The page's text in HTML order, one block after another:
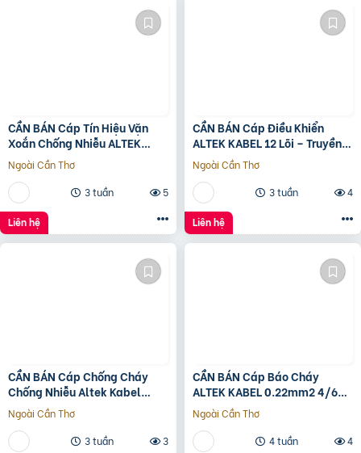
CẦN BÁN Cáp Tín Hiệu Vặn
Xoắn Chống Nhiễu ALTEK
KABEL
Ngoài Cần Thơ
3 tuần
5
Liên hệ
CẦN BÁN Cáp Điều Khiển
ALTEK KABEL 12 Lõi – Truyền
Tín Hiệu Ổn Định
Ngoài Cần Thơ
3 tuần
4
Liên hệ
CẦN BÁN Cáp Chống Cháy
Chống Nhiễu Altek Kabel
AL+GFT+E Chất Lượng Cao
Ngoài Cần Thơ
3 tuần
3
CẦN BÁN Cáp Báo Cháy
ALTEK KABEL 0.22mm2 4/6/8
lõi
Ngoài Cần Thơ
4 tuần
4